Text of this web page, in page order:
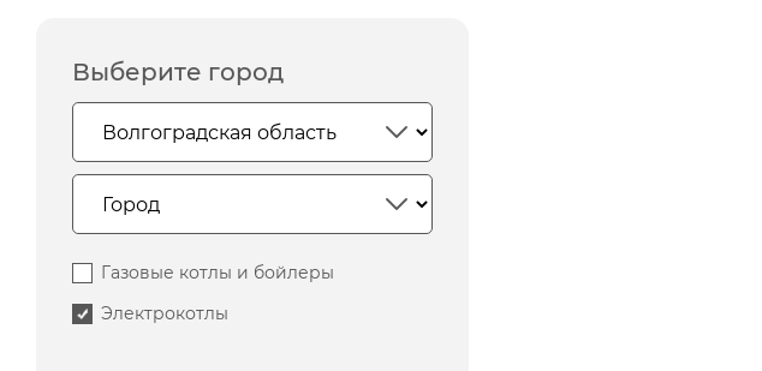
Выберите город
Газовые котлы и бойлеры
Электрокотлы